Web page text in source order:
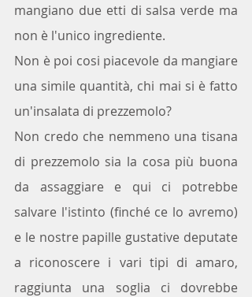
mangiano due etti di salsa verde ma
non è l'unico ingrediente.
Non è poi cosi piacevole da mangiare
una simile quantità, chi mai si è fatto
un'insalata di prezzemolo?
Non credo che nemmeno una tisana
di prezzemolo sia la cosa più buona
da assaggiare e qui ci potrebbe
salvare l'istinto (finché ce lo avremo)
e le nostre papille gustative deputate
a riconoscere i vari tipi di amaro,
raggiunta una soglia ci dovrebbe